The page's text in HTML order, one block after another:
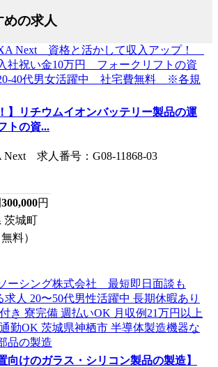
の求人
】リチウムイオンバッテリー製品の運
トの資...
Next 求人番号：G08-11868-03
300,000円
茨城町
料）
向けのガラス・シリコン製品の製造】